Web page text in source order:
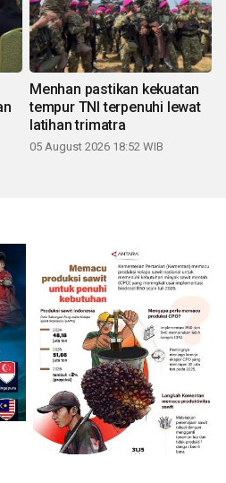
Menhan pastikan kekuatan
tempur TNI terpenuhi lewat
latihan trimatra
05 August 2026 18:52 WIB